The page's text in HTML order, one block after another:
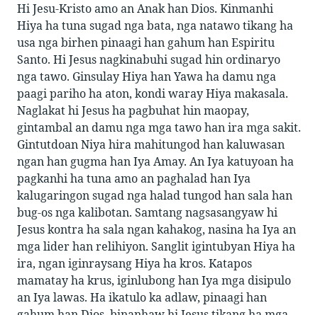
Hi Jesu-Kristo amo an Anak han Dios. Kinmanhi
Hiya ha tuna sugad nga bata, nga natawo tikang ha
usa nga birhen pinaagi han gahum han Espiritu
Santo. Hi Jesus nagkinabuhi sugad hin ordinaryo
nga tawo. Ginsulay Hiya han Yawa ha damu nga
paagi pariho ha aton, kondi waray Hiya makasala.
Naglakat hi Jesus ha pagbuhat hin maopay,
gintambal an damu nga mga tawo han ira mga sakit.
Gintutdoan Niya hira mahitungod han kaluwasan
ngan han gugma han Iya Amay. An Iya katuyoan ha
pagkanhi ha tuna amo an paghalad han Iya
kalugaringon sugad nga halad tungod han sala han
bug-os nga kalibotan. Samtang nagsasangyaw hi
Jesus kontra ha sala ngan kahakog, nasina ha Iya an
mga lider han relihiyon. Sanglit igintubyan Hiya ha
ira, ngan iginraysang Hiya ha kros. Katapos
mamatay ha krus, iginlubong han Iya mga disipulo
an Iya lawas. Ha ikatulo ka adlaw, pinaagi han